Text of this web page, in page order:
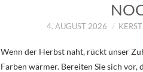
4. AUGUST 2026
Wenn der Herbst naht, rückt unser
Farben wärmer. Bereiten Sie sich vor,